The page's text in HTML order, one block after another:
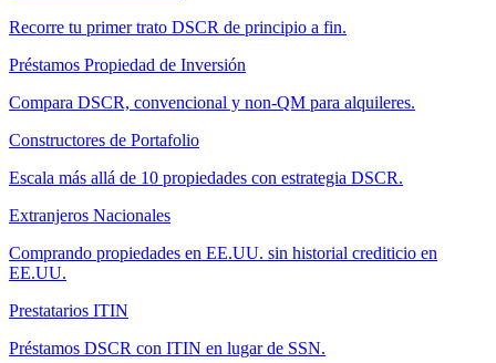
Recorre tu primer trato DSCR de principio a fin.
Préstamos Propiedad de Inversión
Compara DSCR, convencional y non-QM para alquileres.
Constructores de Portafolio
Escala más allá de 10 propiedades con estrategia DSCR.
Extranjeros Nacionales
Comprando propiedades en EE.UU. sin historial crediticio en
EE.UU.
Prestatarios ITIN
Préstamos DSCR con ITIN en lugar de SSN.